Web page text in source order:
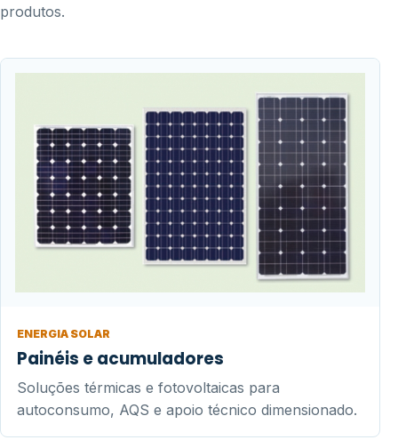
produtos.
ENERGIA SOLAR
Painéis e acumuladores
Soluções térmicas e fotovoltaicas para
autoconsumo, AQS e apoio técnico dimensionado.